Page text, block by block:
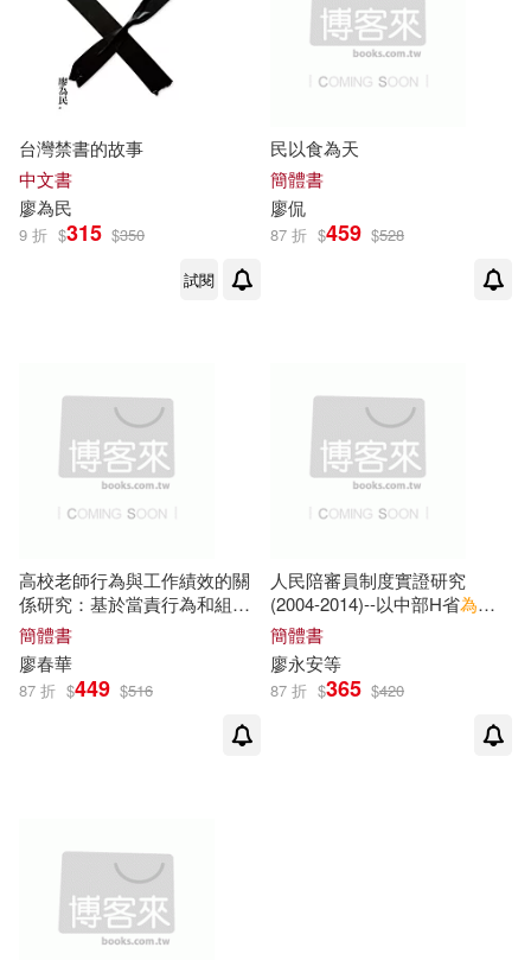
台灣禁書的故事
中文書
廖為民
9 折 $315 $350
試閱
民以食為天
簡體書
廖侃
87 折 $459 $528
高校老師行為與工作績效的關
係研究：基於當責行為和組織
公民行為的視角
簡體書
廖春華
87 折 $449 $516
人民陪審員制度實證研究
(2004-2014)--以中部H省為分
析樣本
簡體書
廖永安等
87 折 $365 $420